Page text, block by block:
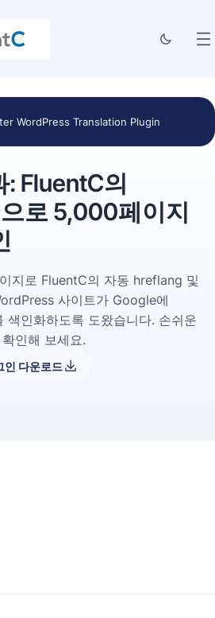
WordPress Translation Plugin
: FluentC의
로 5,000페이지
지로 FluentC의 자동 hreflang 및
사이트가 Google에
인화하도록 도왔습니다. 손쉬운
인해 보세요.
인 다운로드